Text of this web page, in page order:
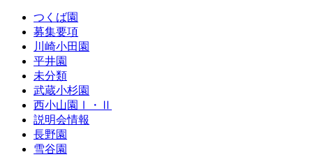
つくば園
募集要項
川崎小田園
平井園
未分類
武蔵小杉園
西小山園Ⅰ・Ⅱ
説明会情報
長野園
雪谷園